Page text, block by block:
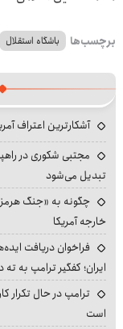
برچسب‌ها باشگاه استقلال
آشکارترین اعتراف
مجتبی شکوری در
تبدیل می‌شود
چگونه به «جنگ
خارجه آمریکا
فراخوان دریافت
ایران؛ کفگیر ترامپ به
ترامپ در حال تکرار
است